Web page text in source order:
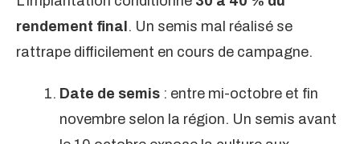
rendement final . Un semis mal réalisé se
rattrape difficilement en cours de campagne.
Date de semis : entre mi-octobre et fin
novembre selon la région. Un semis avant